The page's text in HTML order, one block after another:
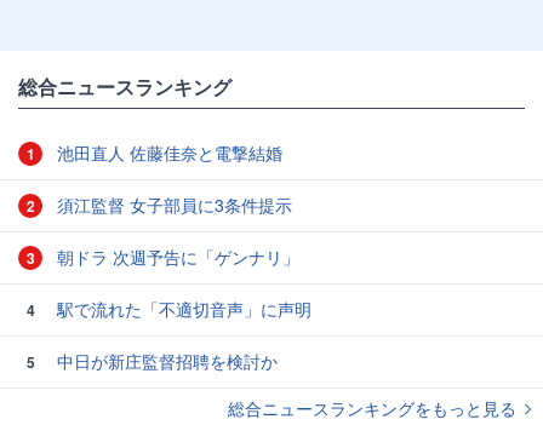
総合ニュースランキング
1 池田直人 佐藤佳奈と電撃結婚
2 須江監督 女子部員に3条件提示
3 朝ドラ 次週予告に「ゲンナリ」
4 駅で流れた「不適切音声」に声明
5
中日が新庄監督招聘を検討か
総合ニュースランキングをもっと見る